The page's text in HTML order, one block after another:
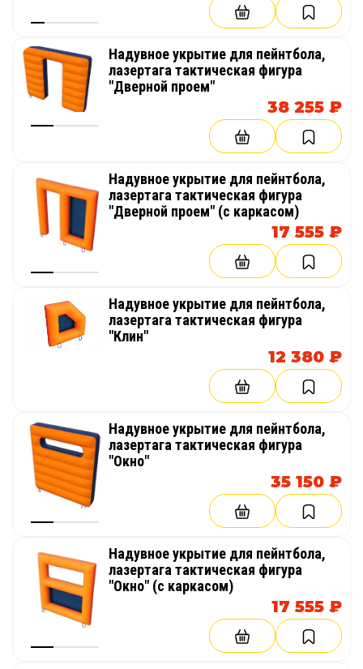
Надувное укрытие для пейнтбола,
лазертага тактическая фигура
"Дверной проем"
38 255 ₽
Надувное укрытие для пейнтбола,
лазертага тактическая фигура
"Дверной проем" (с каркасом)
17 555 ₽
Надувное укрытие для пейнтбола,
лазертага тактическая фигура
"Клин"
12 380 ₽
Надувное укрытие для пейнтбола,
лазертага тактическая фигура
"Окно"
35 150 ₽
Надувное укрытие для пейнтбола,
лазертага тактическая фигура
"Окно" (с каркасом)
17 555 ₽